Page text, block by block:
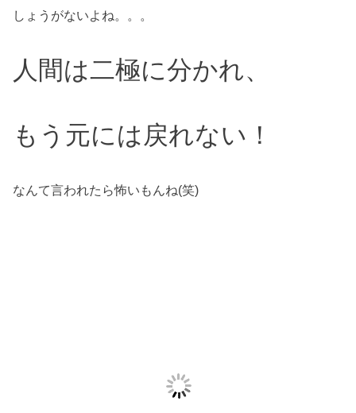
しょうがないよね。。。
人間は二極に分かれ、
もう元には戻れない！
なんて言われたら怖いもんね(笑)